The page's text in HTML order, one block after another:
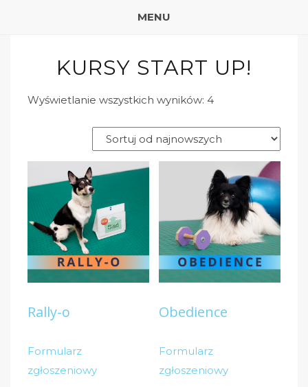
MENU
KURSY START UP!
Wyświetlanie wszystkich wyników: 4
Rally-o
Formularz
zgłoszeniowy
Obedience
Formularz
zgłoszeniowy